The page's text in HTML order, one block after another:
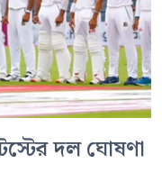
দল ঘোষণা